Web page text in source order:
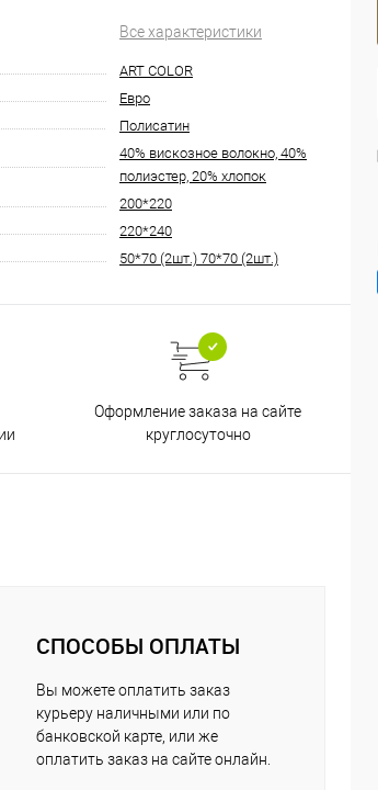
Все характеристики
ART COLOR
Евро
Полисатин
40% вискозное волокно, 40%
полиэстер, 20% хлопок
200*220
220*240
50*70 (2шт.) 70*70 (2шт.)
Оформление заказа на сайте
круглосуточно
СПОСОБЫ ОПЛАТЫ
Вы можете оплатить заказ
курьеру наличными или по
банковской карте, или же
оплатить заказ на сайте онлайн.